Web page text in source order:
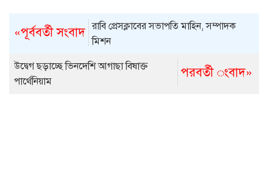
«পূর্ববর্তী সংবাদ রাবি প্রেসক্লাবের সভাপতি মাহিন, সম্পাদক
মিশন
পরবর্তী ংবাদ»
উদ্বেগ ছড়াচ্ছে ভিনদেশি আগাছা বিষাক্ত
পার্থেনিয়াম